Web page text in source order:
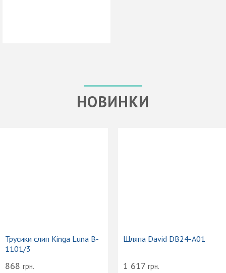
НОВИНКИ
Трусики слип Kinga Luna B-
1101/3
868 грн.
Шляпа David DB24-A01
1 617 грн.